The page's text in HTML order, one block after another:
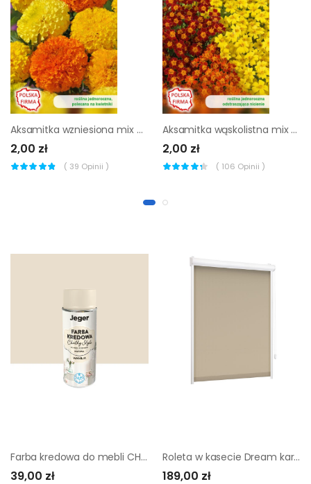
Aksamitka wzniesiona mix nasiona tradycyjne W.Legutko
2,00 zł
( 39 Opinii )
Aksamitka wąskolistna mix nasiona tradycyjne W.Legutko
2,00 zł
( 106 Opinii )
Farba kredowa do mebli CHALKY SPRAY 0.4 l Vanilla Matowa JEGER
39,00 zł
Roleta w kasecie Dream kardamon 118.5 x 150 cm prawa
189,00 zł